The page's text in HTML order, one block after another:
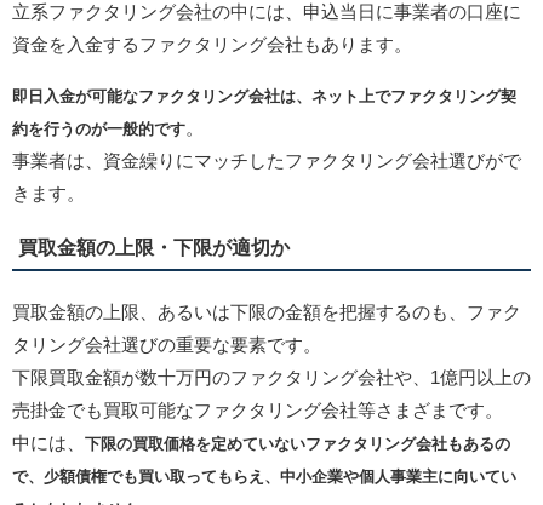
立系ファクタリング会社の中には、申込当日に事業者の口座に
資金を入金するファクタリング会社もあります。
即日入金が可能なファクタリング会社は、ネット上でファクタリング契
約を行うのが一般的です。
事業者は、資金繰りにマッチしたファクタリング会社選びがで
きます。
買取金額の上限・下限が適切か
買取金額の上限、あるいは下限の金額を把握するのも、ファク
タリング会社選びの重要な要素です。
下限買取金額が数十万円のファクタリング会社や、1億円以上の
売掛金でも買取可能なファクタリング会社等さまざまです。
中には、 下限の買取価格を定めていないファクタリング会社もあるの
で、少額債権でも買い取ってもらえ、中小企業や個人事業主に向いてい